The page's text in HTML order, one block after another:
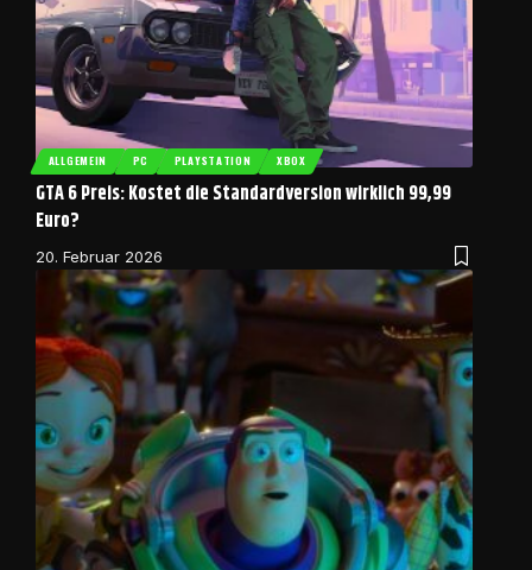
ALLGEMEIN PC PLAYSTATION XBOX
GTA 6 Preis: Kostet die Standardversion wirklich 99,99
Euro?
20. Februar 2026